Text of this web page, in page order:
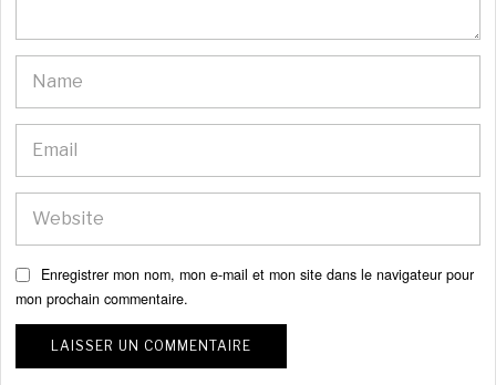
Enregistrer mon nom, mon e-mail et mon site dans le navigateur pour
mon prochain commentaire.